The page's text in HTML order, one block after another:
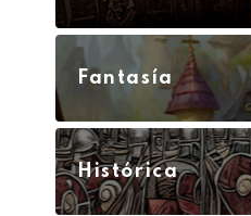
Fantasía
Histórica